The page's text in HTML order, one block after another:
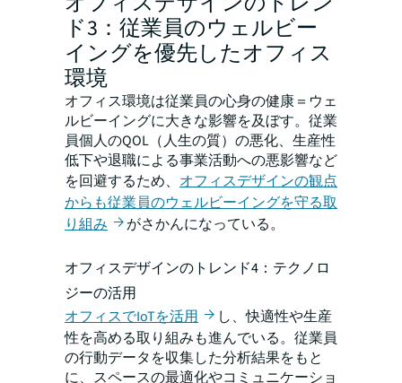
ド3：従業員のウェルビー
イングを優先したオフィス
環境
オフィス環境は従業員の心身の健康＝ウェ
ルビーイングに大きな影響を及ぼす。従業
員個人のQOL（人生の質）の悪化、生産性
低下や退職による事業活動への悪影響など
を回避するため、 オフィスデザインの観点
からも従業員のウェルビーイングを守る取
り組み
がさかんになっている。
オフィスデザインのトレンド4：テクノロ
ジーの活用
オフィスでIoTを活用
し、快適性や生産
性を高める取り組みも進んでいる。従業員
の行動データを収集した分析結果をもと
に、スペースの最適化やコミュニケーショ